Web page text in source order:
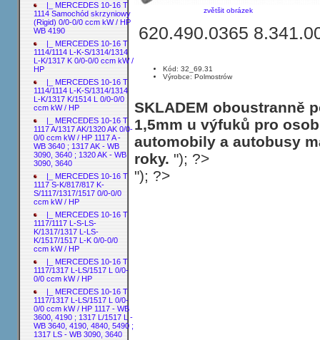
|_ MERCEDES 10-16 T
1114 Samochód skrzyniowy
(Rigid) 0/0-0/0 ccm kW / HP
WB 4190
|_ MERCEDES 10-16 T
1114/1114 L-K-S/1314/1314
L-K/1317 K 0/0-0/0 ccm kW /
HP
|_ MERCEDES 10-16 T
1114/1114 L-K-S/1314/1314
L-K/1317 K/1514 L 0/0-0/0
ccm kW / HP
|_ MERCEDES 10-16 T
1117 A/1317 AK/1320 AK 0/0-
0/0 ccm kW / HP 1117 A -
WB 3640 ; 1317 AK - WB
3090, 3640 ; 1320 AK - WB
3090, 3640
|_ MERCEDES 10-16 T
1117 S-K/817/817 K-
S/1117/1317/1517 0/0-0/0
ccm kW / HP
|_ MERCEDES 10-16 T
1117/1117 L-S-LS-
K/1317/1317 L-LS-
K/1517/1517 L-K 0/0-0/0
ccm kW / HP
|_ MERCEDES 10-16 T
1117/1317 L-LS/1517 L 0/0-
0/0 ccm kW / HP
|_ MERCEDES 10-16 T
1117/1317 L-LS/1517 L 0/0-
0/0 ccm kW / HP 1117 - WB
3600, 4190 ; 1317 L/1517 L -
WB 3640, 4190, 4840, 5490 ;
1317 LS - WB 3090, 3640
zvětšit obrázek
620.490.0365
Kód: 32_69.31
Výrobce: Polmostrów
SKLADEM oboustranně
1,5mm u výfuků pro
automobily a autobusy
roky. "); ?>
"); ?>